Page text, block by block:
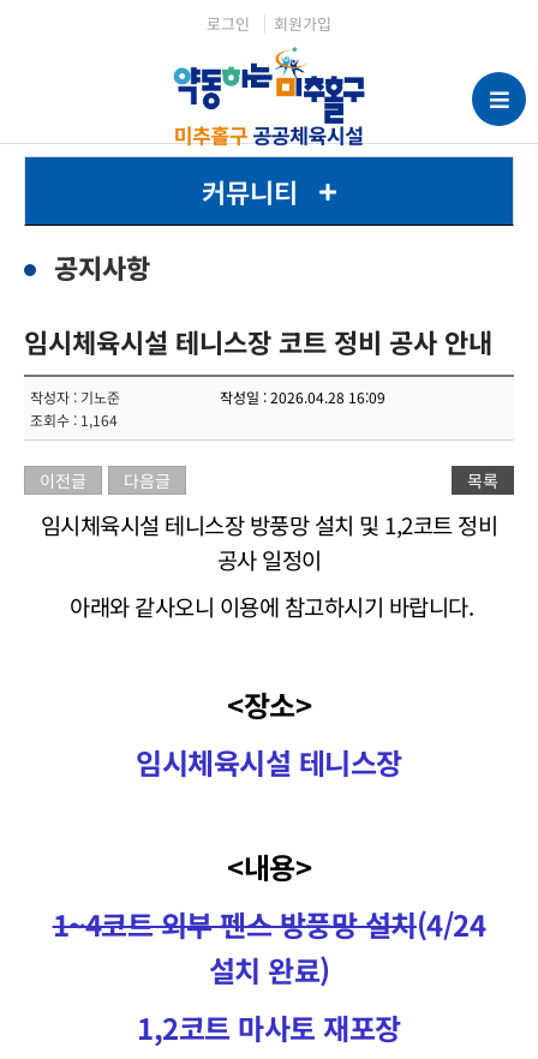
로그인 회원가입
커뮤니티
공지사항
임시체육시설 테니스장 코트 정비 공사 안내
작성자 : 기노준
작성일 : 2026.04.28 16:09
조회수 : 1,164
이전글 다음글 목록
임시체육시설 테니스장 방풍망 설치 및 1,2코트 정비
공사 일정이
아래와 같사오니 이용에 참고하시기 바랍니다.
<장소>
임시체육시설 테니스장
<내용>
1~4코트 외부 펜스 방풍망 설치(4/24
설치 완료)
1,2코트 마사토 재포장